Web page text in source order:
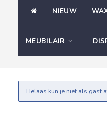
NIEUW
MEUBILAIR
Helaas kun je niet als gast